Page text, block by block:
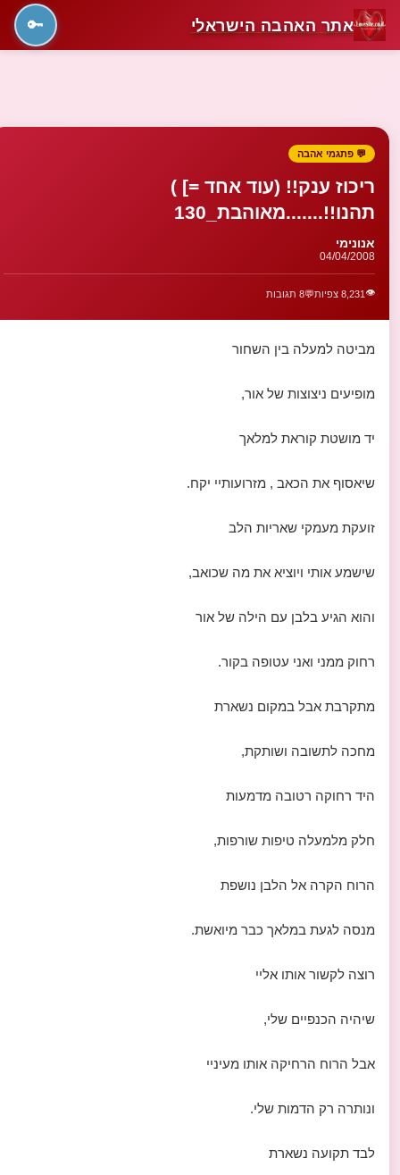
אתר האהבה הישראלי 🔑
💬 פתגמי אהבה
ריכוז ענק!! (עוד אחד =] )
תהנו!!.......מאוהבת_130
אנונימי
04/04/2008
👁️ 8,231 צפיות 💬8 תגובות
מביטה למעלה בין השחור
מופיעים ניצוצות של אור,
יד מושטת קוראת למלאך
שיאסוף את הכאב , מזרועותיי יקח.
זועקת מעמקי שאריות הלב
שישמע אותי ויוציא את מה שכואב,
והוא הגיע בלבן עם הילה של אור
רחוק ממני ואני עטופה בקור.
מתקרבת אבל במקום נשארת
מחכה לתשובה ושותקת,
היד רחוקה רטובה מדמעות
חלק מלמעלה טיפות שורפות,
הרוח הקרה אל הלבן נושפת
מנסה לגעת במלאך כבר מיואשת.
רוצה לקשור אותו אליי
שיהיה הכנפיים שלי,
אבל הרוח הרחיקה אותו מעיניי
ונותרה רק הדמות שלי.
לבד תקועה נשארת